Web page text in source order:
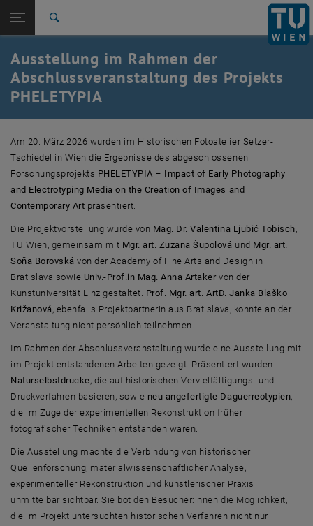
TU Login
Quicklinks
Quicklinks-Menü umschalten
Studium
International
Karriere
Zur 1. Menü Ebene
Forschung
Zurück zur letzten Ebene:
Heritage Science Austria -
PHELETYPIA
Ausstellungen
Ausstellung im Rahmen der
Abschlussveranstaltung des Projekts
PHELETYPIA
Am 20. März 2026 wurden im Historischen Fotoatelier Setzer-
Tschiedel in Wien die Ergebnisse des abgeschlossenen
Forschungsprojekts PHELETYPIA – Impact of Early Photography
and Electrotyping Media on the Creation of Images and
Contemporary Art präsentiert.
Die Projektvorstellung wurde von Mag. Dr. Valentina Ljubić Tobisch,
TU Wien, gemeinsam mit Mgr. art. Zuzana Šupolová und Mgr. art.
Soňa Borovská von der Academy of Fine Arts and Design in
Bratislava sowie Univ.-Prof.in Mag. Anna Artakervon der
Kunstuniversität Linz gestaltet. Prof. Mgr. art. ArtD. Janka Blaško
Križanová, ebenfalls Projektpartnerin aus Bratislava, konnte an der
Veranstaltung nicht persönlich teilnehmen.
Im Rahmen der Abschlussveranstaltung wurde eine Ausstellung mit
im Projekt entstandenen Arbeiten gezeigt. Präsentiert wurden
Naturselbstdrucke, die auf historischen Vervielfältigungs- und
Druckverfahren basieren, sowie neu angefertigte Daguerreotypien,
die im Zuge der experimentellen Rekonstruktion früher
fotografischer Techniken entstanden waren.
Die Ausstellung machte die Verbindung von historischer
Quellenforschung, materialwissenschaftlicher Analyse,
experimenteller Rekonstruktion und künstlerischer Praxis
unmittelbar sichtbar. Sie bot den Besucher:innen die Möglichkeit,
die im Projekt untersuchten historischen Verfahren nicht nur